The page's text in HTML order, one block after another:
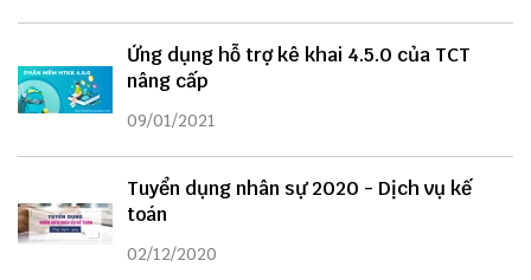
Ứng dụng hỗ trợ kê khai 4.5.0 của TCT
nâng cấp
09/01/2021
Tuyển dụng nhân sự 2020 - Dịch vụ kế
toán
02/12/2020